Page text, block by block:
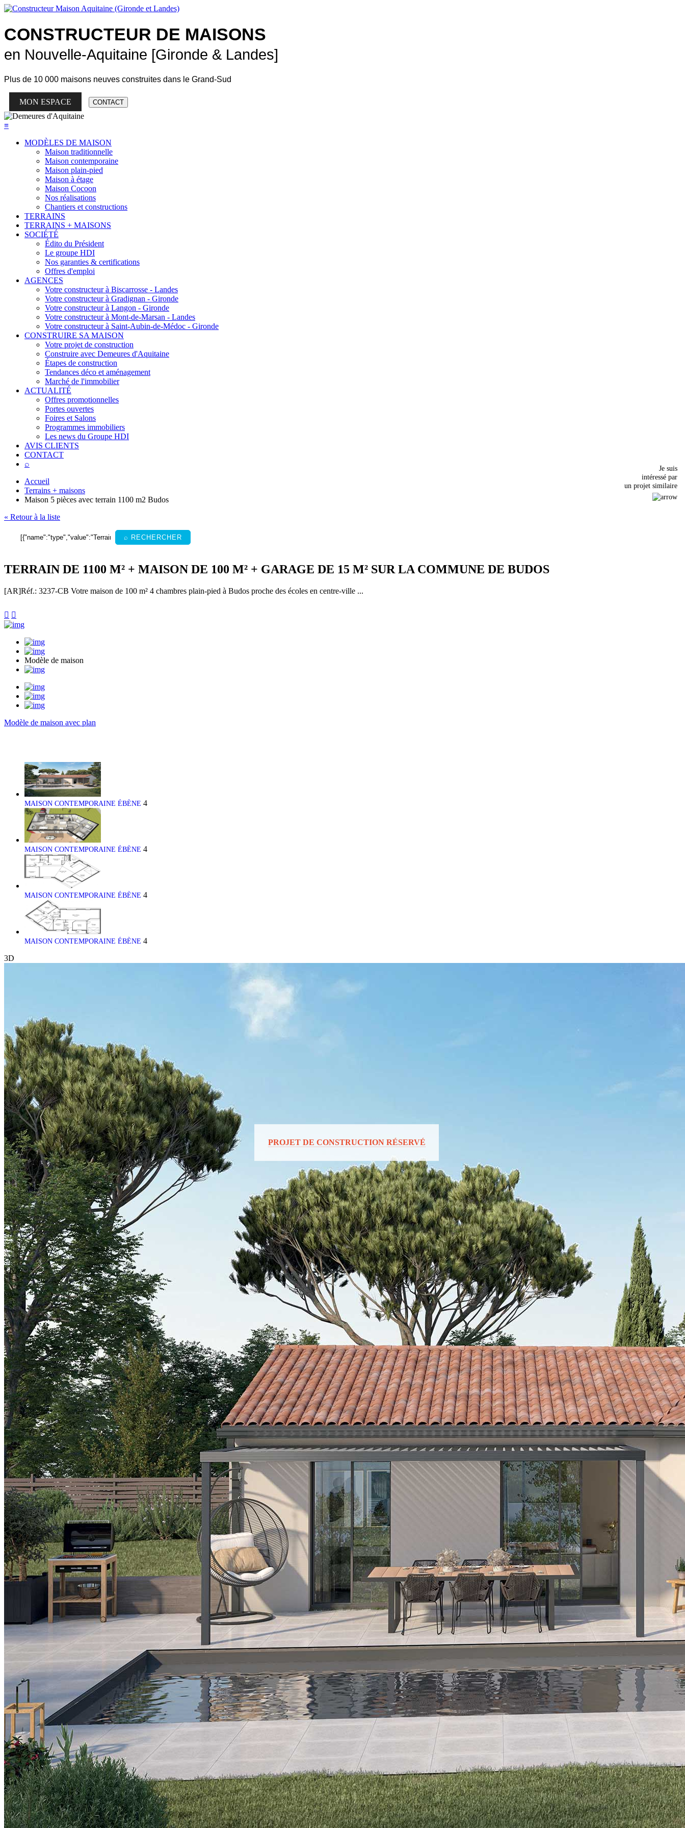
CONSTRUCTEUR DE MAISONS
en Nouvelle-Aquitaine [Gironde & Landes]
Plus de 10 000 maisons neuves construites dans le Grand-Sud
MON ESPACE CONTACT
≡
MODÈLES DE MAISON
Maison traditionnelle
Maison contemporaine
Maison plain-pied
Maison à étage
Maison Cocoon
Nos réalisations
Chantiers et constructions
TERRAINS
TERRAINS + MAISONS
SOCIÉTÉ
Édito du Président
Le groupe HDI
Nos garanties & certifications
Offres d'emploi
AGENCES
Votre constructeur à Biscarrosse - Landes
Votre constructeur à Gradignan - Gironde
Votre constructeur à Langon - Gironde
Votre constructeur à Mont-de-Marsan - Landes
Votre constructeur à Saint-Aubin-de-Médoc - Gironde
CONSTRUIRE SA MAISON
Votre projet de construction
Construire avec Demeures d'Aquitaine
Étapes de construction
Tendances déco et aménagement
Marché de l'immobilier
ACTUALITÉ
Offres promotionnelles
Portes ouvertes
Foires et Salons
Programmes immobiliers
Les news du Groupe HDI
AVIS CLIENTS
CONTACT
⌕
Accueil
Terrains + maisons
Maison 5 pièces avec terrain 1100 m2 Budos
« Retour à la liste
⌕ RECHERCHER
TERRAIN DE 1100 M² + MAISON DE 100 M² + GARAGE DE 15 M² SUR LA COMMUNE DE BUDOS
[AR]Réf.: 3237-CB Votre maison de 100 m² 4 chambres plain-pied à Budos proche des écoles en centre-ville ...
 
Modèle de maison
Modèle de maison avec plan
MAISON CONTEMPORAINE ÉBÈNE 4
MAISON CONTEMPORAINE ÉBÈNE 4
MAISON CONTEMPORAINE ÉBÈNE 4
MAISON CONTEMPORAINE ÉBÈNE 4
3D
PROJET DE CONSTRUCTION RÉSERVÉ
Je suis
intéressé par
un projet similaire